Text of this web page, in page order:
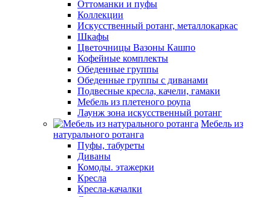
Оттоманки и пуфы
Коллекции
Искусственный ротанг, металлокаркас
Шкафы
Цветочницы Вазоны Кашпо
Кофейные комплекты
Обеденные группы
Обеденные группы с диванами
Подвесные кресла, качели, гамаки
Мебель из плетеного роупа
Лаунж зона искусственный ротанг
Мебель из
натурального ротанга
Пуфы, табуреты
Диваны
Комоды. этажерки
Кресла
Кресла-качалки